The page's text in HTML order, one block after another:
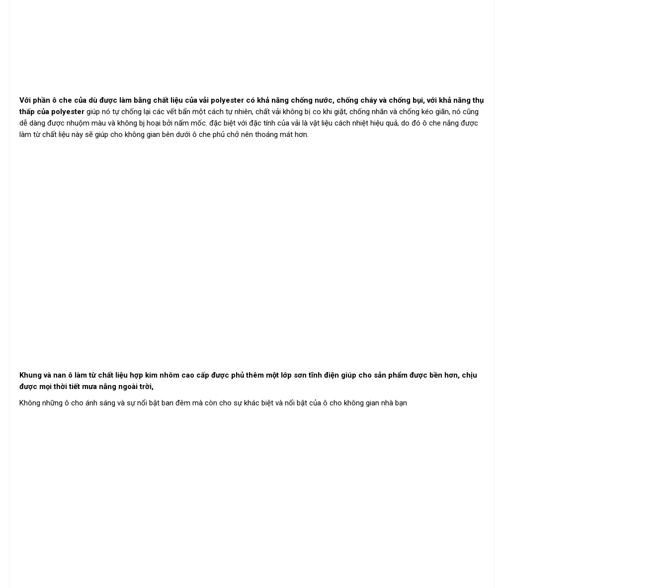
Với phần ô che của dù được làm bằng chất liệu của vải polyester có khả năng chống nước, chống cháy và chống bụi, với khả năng thụ
thấp của polyester giúp nó tự chống lại các vết bẩn một cách tự nhiên, chất vải không bị co khi giặt, chống nhăn và chống kéo giãn, nó cũng
dễ dàng được nhuộm màu và không bj hoại bởi nấm mốc. đặc biệt với đặc tính của vải là vật liệu cách nhiệt hiệu quả, do đó ô che nắng được
làm từ chất liệu này sẽ giúp cho không gian bên dưới ô che phủ chở nên thoáng mát hơn.
Khung và nan ô làm từ chất liệu hợp kim nhôm cao cấp được phủ thêm một lớp sơn tĩnh điện giúp cho sản phẩm được bền hơn, chịu
được mọi thời tiết mưa nắng ngoài trời,
Không những ô cho ánh sáng và sự nổi bật ban đêm mà còn cho sự khác biệt và nổi bật của ô cho không gian nhà bạn